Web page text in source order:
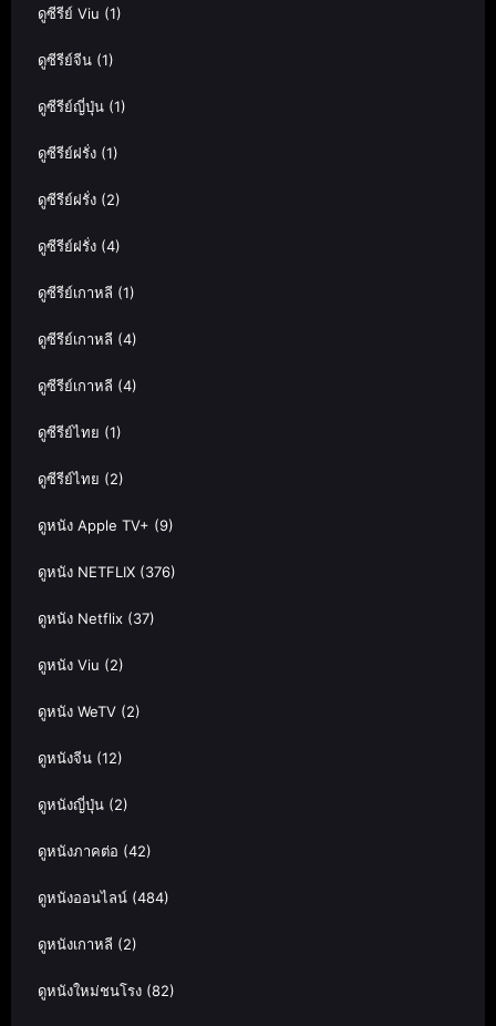
ดูซีรีย์ Viu (1)
ดูซีรีย์จีน (1)
ดูซีรีย์ญี่ปุ่น (1)
ดูซีรีย์ฝรั่ง (1)
ดูซีรีย์ฝรั่ง (2)
ดูซีรีย์ฝรั่ง (4)
ดูซีรีย์เกาหลี (1)
ดูซีรีย์เกาหลี (4)
ดูซีรีย์เกาหลี (4)
ดูซีรีย์ไทย (1)
ดูซีรีย์ไทย (2)
ดูหนัง Apple TV+ (9)
ดูหนัง NETFLIX (376)
ดูหนัง Netflix (37)
ดูหนัง Viu (2)
ดูหนัง WeTV (2)
ดูหนังจีน (12)
ดูหนังญี่ปุ่น (2)
ดูหนังภาคต่อ (42)
ดูหนังออนไลน์ (484)
ดูหนังเกาหลี (2)
ดูหนังใหม่ชนโรง (82)